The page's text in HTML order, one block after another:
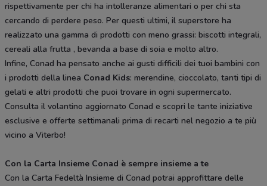
rispettivamente per chi ha intolleranze alimentari o per chi sta
cercando di perdere peso. Per questi ultimi, il superstore ha
realizzato una gamma di prodotti con meno grassi: biscotti integrali,
cereali alla frutta , bevanda a base di soia e molto altro.
Infine, Conad ha pensato anche ai gusti difficili dei tuoi bambini con
i prodotti della linea Conad Kids: merendine, cioccolato, tanti tipi di
gelati e altri prodotti che puoi trovare in ogni supermercato.
Consulta il volantino aggiornato Conad e scopri le tante iniziative
esclusive e offerte settimanali prima di recarti nel negozio a te più
vicino a Viterbo!
Con la Carta Insieme Conad è sempre insieme a te
Con la Carta Fedeltà Insieme di Conad potrai approfittare delle